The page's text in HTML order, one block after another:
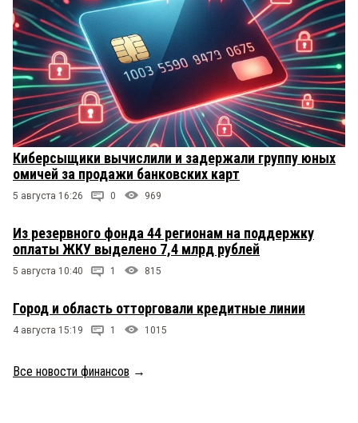
Киберсыщики вычислили и задержали группу юных
омичей за продажи банковских карт
5 августа 16:26 0 969
Из резервного фонда 44 регионам на поддержку
оплаты ЖКУ выделено 7,4 млрд рублей
5 августа 10:40 1 815
Город и область отторговали кредитные линии
4 августа 15:19 1 1015
Все новости финансов →